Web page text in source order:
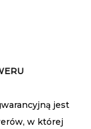
jest
w której